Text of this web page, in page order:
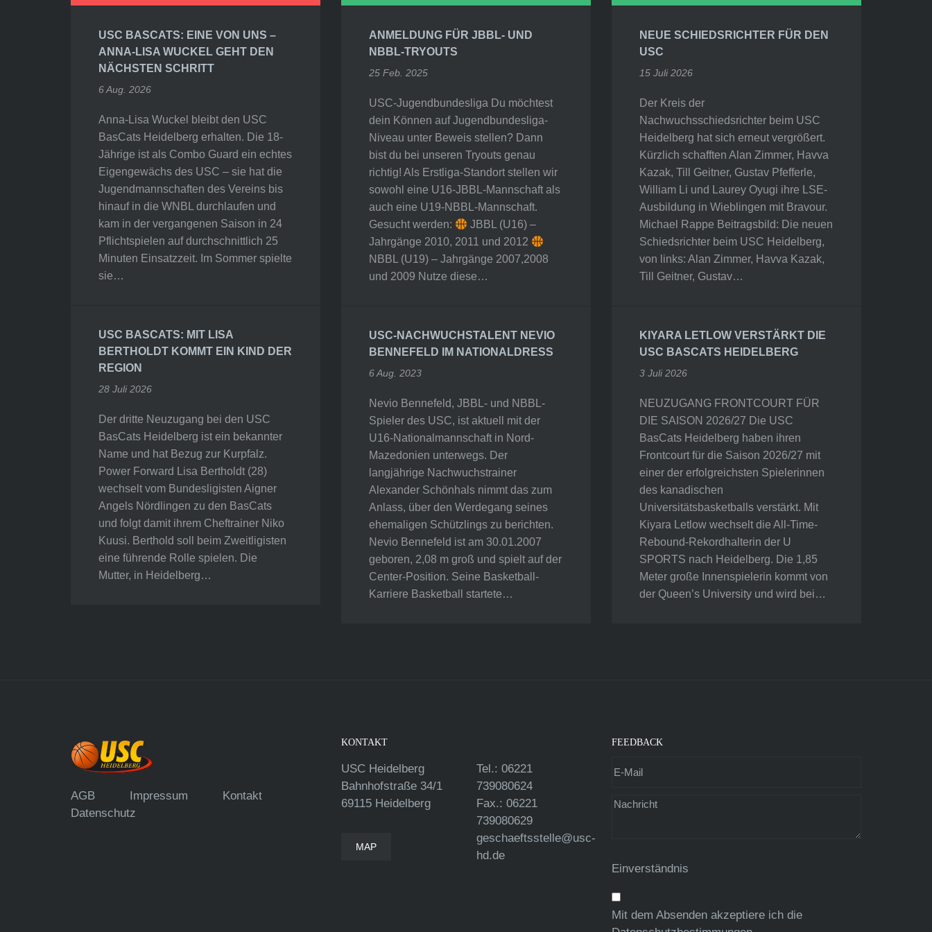
USC BASCATS: EINE VON UNS –
ANNA-LISA WUCKEL GEHT DEN
NÄCHSTEN SCHRITT
6 Aug. 2026
Anna-Lisa Wuckel bleibt den USC
BasCats Heidelberg erhalten. Die 18-
Jährige ist als Combo Guard ein echtes
Eigengewächs des USC – sie hat die
Jugendmannschaften des Vereins bis
hinauf in die WNBL durchlaufen und
kam in der vergangenen Saison in 24
Pflichtspielen auf durchschnittlich 25
Minuten Einsatzzeit. Im Sommer spielte
sie…
USC BASCATS: MIT LISA
BERTHOLDT KOMMT EIN KIND DER
REGION
28 Juli 2026
Der dritte Neuzugang bei den USC
BasCats Heidelberg ist ein bekannter
Name und hat Bezug zur Kurpfalz.
Power Forward Lisa Bertholdt (28)
wechselt vom Bundesligisten Aigner
Angels Nördlingen zu den BasCats
und folgt damit ihrem Cheftrainer Niko
Kuusi. Berthold soll beim Zweitligisten
eine führende Rolle spielen. Die
Mutter, in Heidelberg…
ANMELDUNG FÜR JBBL- UND
NBBL-TRYOUTS
25 Feb. 2025
USC-Jugendbundesliga Du möchtest
dein Können auf Jugendbundesliga-
Niveau unter Beweis stellen? Dann
bist du bei unseren Tryouts genau
richtig! Als Erstliga-Standort stellen wir
sowohl eine U16-JBBL-Mannschaft als
auch eine U19-NBBL-Mannschaft.
Gesucht werden:
JBBL (U16) –
Jahrgänge 2010, 2011 und 2012
NBBL (U19) – Jahrgänge 2007,2008
und 2009 Nutze diese…
USC-NACHWUCHSTALENT NEVIO
BENNEFELD IM NATIONALDRESS
6 Aug. 2023
Nevio Bennefeld, JBBL- und NBBL-
Spieler des USC, ist aktuell mit der
U16-Nationalmannschaft in Nord-
Mazedonien unterwegs. Der
langjährige Nachwuchstrainer
Alexander Schönhals nimmt das zum
Anlass, über den Werdegang seines
ehemaligen Schützlings zu berichten.
Nevio Bennefeld ist am 30.01.2007
geboren, 2,08 m groß und spielt auf der
Center-Position. Seine Basketball-
Karriere Basketball startete…
NEUE SCHIEDSRICHTER FÜR DEN
USC
15 Juli 2026
Der Kreis der
Nachwuchsschiedsrichter beim USC
Heidelberg hat sich erneut vergrößert.
Kürzlich schafften Alan Zimmer, Havva
Kazak, Till Geitner, Gustav Pfefferle,
William Li und Laurey Oyugi ihre LSE-
Ausbildung in Wieblingen mit Bravour.
Michael Rappe Beitragsbild: Die neuen
Schiedsrichter beim USC Heidelberg,
von links: Alan Zimmer, Havva Kazak,
Till Geitner, Gustav…
KIYARA LETLOW VERSTÄRKT DIE
USC BASCATS HEIDELBERG
3 Juli 2026
NEUZUGANG FRONTCOURT FÜR
DIE SAISON 2026/27 Die USC
BasCats Heidelberg haben ihren
Frontcourt für die Saison 2026/27 mit
einer der erfolgreichsten Spielerinnen
des kanadischen
Universitätsbasketballs verstärkt. Mit
Kiyara Letlow wechselt die All-Time-
Rebound-Rekordhalterin der U
SPORTS nach Heidelberg. Die 1,85
Meter große Innenspielerin kommt von
der Queen’s University und wird bei…
AGB Impressum
Kontakt
Datenschutz
KONTAKT
USC Heidelberg
Bahnhofstraße 34/1
69115 Heidelberg
MAP
Tel.: 06221
739080624
Fax.: 06221
739080629
geschaeftsstelle@usc-
hd.de
FEEDBACK
Einverständnis
Mit dem Absenden akzeptiere ich die